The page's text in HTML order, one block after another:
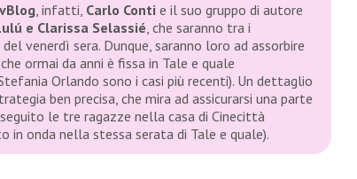
, infatti, Carlo Conti e il suo gruppo di autore
e Clarissa Selassié, che saranno tra i
venerdì sera. Dunque, saranno loro ad assorbire
che ormai da anni è fissa in Tale e quale
Orlando sono i casi più recenti). Un dettaglio
ben precisa, che mira ad assicurarsi una parte
le tre ragazze nella casa di Cinecittà
in onda nella stessa serata di Tale e quale).